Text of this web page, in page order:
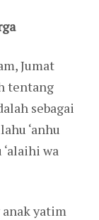
Jumat
tentang
sebagai
‘anhu
wa
anak yatim